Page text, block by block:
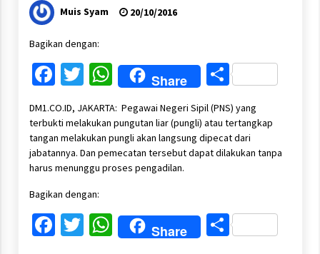
Muis Syam 20/10/2016
Bagikan dengan:
Facebook
Twitter
WhatsApp
Share Share
DM1.CO.ID, JAKARTA: Pegawai Negeri Sipil (PNS) yang
terbukti melakukan pungutan liar (pungli) atau tertangkap
tangan melakukan pungli akan langsung dipecat dari
jabatannya. Dan pemecatan tersebut dapat dilakukan tanpa
harus menunggu proses pengadilan.
Bagikan dengan:
Facebook
Twitter
WhatsApp
Share Share